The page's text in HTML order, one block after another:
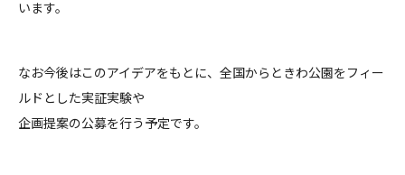
います。
なお今後はこのアイデアをもとに、全国からときわ公園をフィー
ルドとした実証実験や
企画提案の公募を行う予定です。